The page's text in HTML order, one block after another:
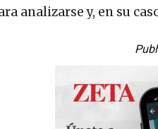
analizarse y, en su